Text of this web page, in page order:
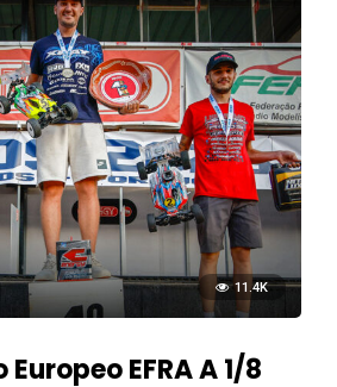
11.4K
EFRA A 1/8